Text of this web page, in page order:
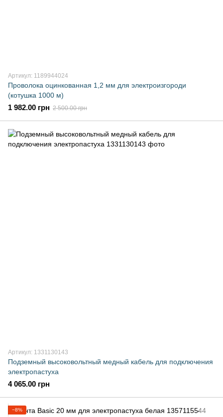
Артикул: 1189944024
Проволока оцинкованная 1,2 мм для электроизгороди
(котушка 1000 м)
1 982.00 грн 2 500.00 грн
Артикул: 1331130143
Подземный высоковольтный медный кабель для подключения
электропастуха
4 065.00 грн
−8%